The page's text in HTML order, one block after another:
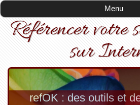
Menu
Référencer votre
sur
refOK : des outils et